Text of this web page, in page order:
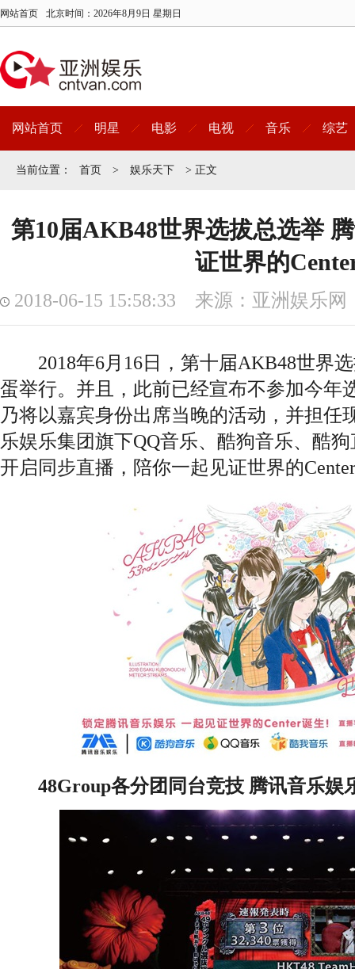
网站首页 北京时间： 2026年8月9日 星期日
网站首页 明星 电影 电视 音乐 综艺
当前位置： 首页 > 娱乐天下 > 正文
第10届AKB48世界选拔总选举
证世界的
2018-06-15 15:58:33 来源：亚洲娱乐网
2018年6月16日，第十届AKB48世界选
蛋举行。并且，此前已经宣布不参加今年
乃将以嘉宾身份出席当晚的活动，并担任
乐娱乐集团旗下QQ音乐、酷狗音乐、酷
开启同步直播，陪你一起见证世界的
48Group各分团同台竞技 腾讯音乐娱